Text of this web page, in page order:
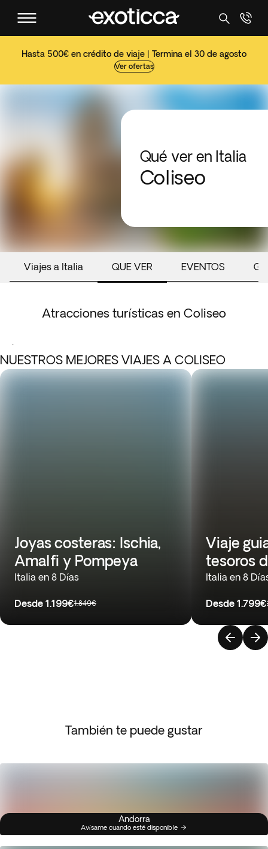
Hasta 500€ en crédito de viaje | Termina el 30 de agosto
Ver ofertas
Qué ver en Italia
Coliseo
Viajes a Italia QUE VER EVENTOS
Atracciones turísticas en Coliseo
.
NUESTROS MEJORES VIAJES A COLISEO
Joyas costeras: Ischia,
Amalfi y Pompeya
Italia en 8 Días
Desde 1.199€1.849€
Viaje
tesoros
Italia en 8
Desde 1.799€
También te puede gustar
Andorra
Avísame cuando esté disponible